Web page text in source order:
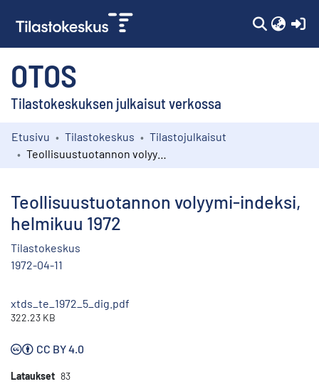
OTOS
Tilastokeskuksen julkaisut verkossa
Kokoelmat
Etusivu Tilastokeskus
Tilastojulkaisut
Teollisuustuotannon volyymi-indeksi,
helmikuu 1972
Tilastokeskus
1972-04-11
xtds_te_1972_5_dig.pdf
322.23 KB
CC BY 4.0
Lataukset 83